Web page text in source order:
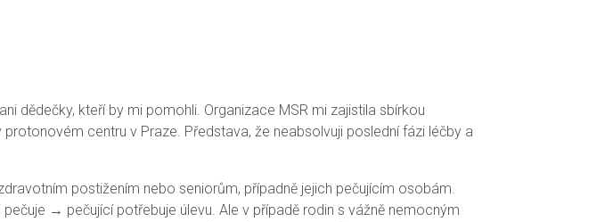
dědečky, kteří by mi pomohli. Organizace MSR mi zajistila sbírkou
centru v Praze. Představa, že neabsolvuji poslední fázi léčby a
postižením nebo seniorům, případně jejich pečujícím osobám.
→ pečující potřebuje úlevu. Ale v případě rodin s vážně nemocným